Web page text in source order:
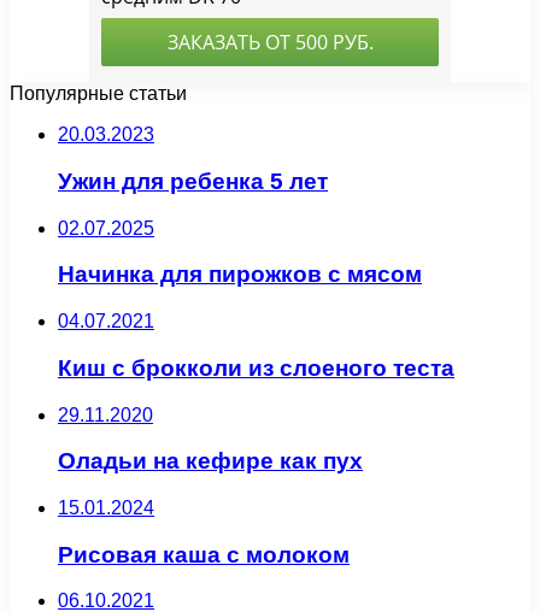
Популярные статьи
20.03.2023
Ужин для ребенка 5 лет
02.07.2025
Начинка для пирожков с мясом
04.07.2021
Киш с брокколи из слоеного теста
29.11.2020
Оладьи на кефире как пух
15.01.2024
Рисовая каша с молоком
06.10.2021